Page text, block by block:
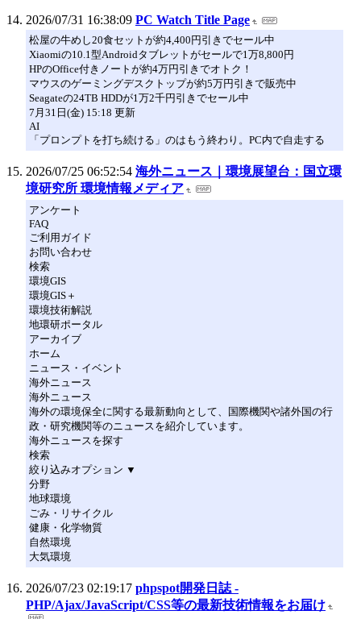
2026/07/31 16:38:09 PC Watch Title Page
松屋の牛めし20食セットが約4,400円引きでセール中
Xiaomiの10.1型Androidタブレットがセールで1万8,800円
HPのOffice付きノートが約4万円引きでオトク！
マウスのゲーミングデスクトップが約5万円引きで販売中
Seagateの24TB HDDが1万2千円引きでセール中
7月31日(金) 15:18 更新
AI
「プロンプトを打ち続ける」のはもう終わり。PC内で自走する
2026/07/25 06:52:54 海外ニュース｜環境展望台：国立環
境研究所 環境情報メディア
アンケート
FAQ
ご利用ガイド
お問い合わせ
検索
環境GIS
環境GIS＋
環境技術解説
地環研ポータル
アーカイブ
ホーム
ニュース・イベント
海外ニュース
海外ニュース
海外の環境保全に関する最新動向として、国際機関や諸外国の行
政・研究機関等のニュースを紹介しています。
海外ニュースを探す
検索
絞り込みオプション ▼
分野
地球環境
ごみ・リサイクル
健康・化学物質
自然環境
大気環境
2026/07/23 02:19:17 phpspot開発日誌 -
PHP/Ajax/JavaScript/CSS等の最新技術情報をお届け